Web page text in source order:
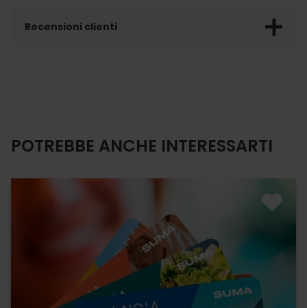
Recensioni clienti
POTREBBE ANCHE INTERESSARTI